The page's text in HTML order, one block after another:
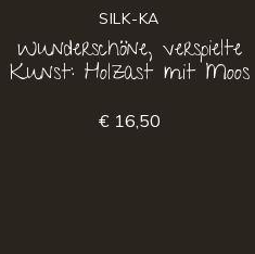
SILK-KA
Wunderschöne, verspielte
Kunst: Holzast mit Moos
€ 16,50